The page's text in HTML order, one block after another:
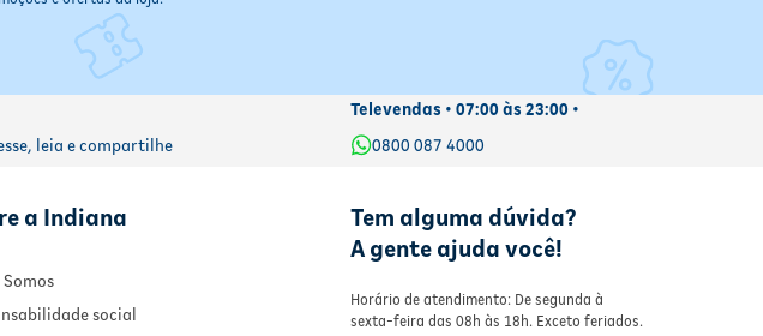
leia e compartilhe
Televendas • 07:00 às 23:00 •
0800 087 4000
a Indiana
Somos
social
Tem alguma dúvida?
A gente ajuda você!
Horário de atendimento: De segunda à
sexta-feira das 08h às 18h. Exceto feriados.